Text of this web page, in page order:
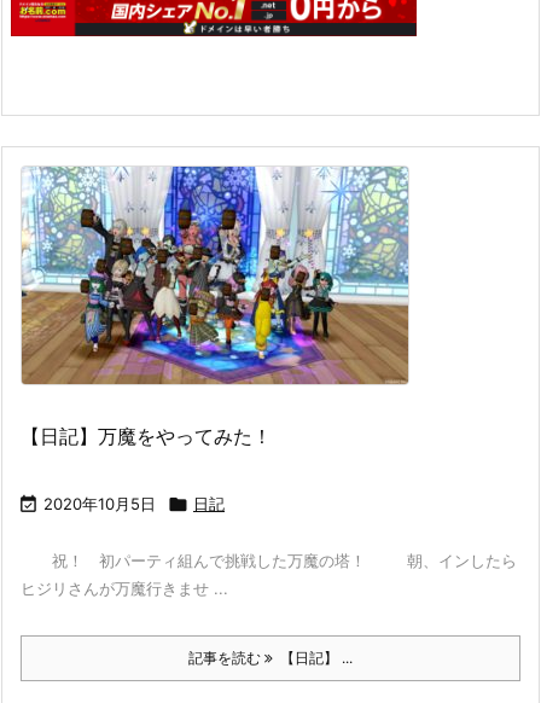
【日記】万魔をやってみた！
 2020年10月5日  日記
祝！ 初パーティ組んで挑戦した万魔の塔！ 朝、インしたら
ヒジリさんが万魔行きませ ...
記事を読む 【日記】 ...